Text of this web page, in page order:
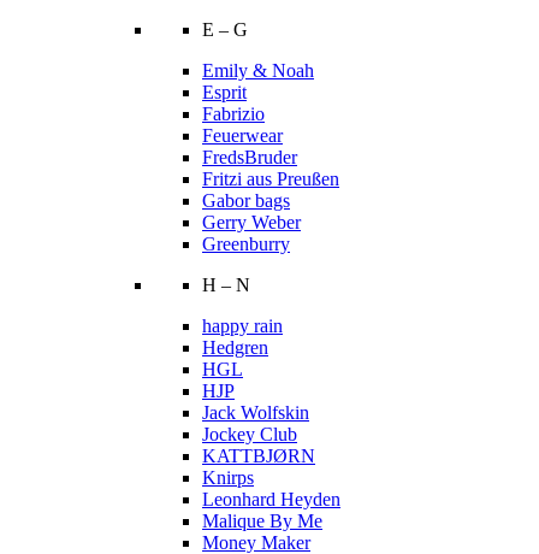
E – G
Emily & Noah
Esprit
Fabrizio
Feuerwear
FredsBruder
Fritzi aus Preußen
Gabor bags
Gerry Weber
Greenburry
H – N
happy rain
Hedgren
HGL
HJP
Jack Wolfskin
Jockey Club
KATTBJØRN
Knirps
Leonhard Heyden
Malique By Me
Money Maker